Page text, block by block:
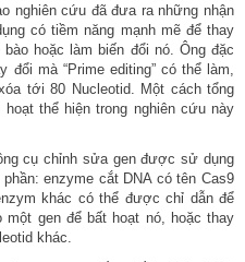
nghiên cứu đã đưa ra những nhận
có tiềm năng mạnh mẽ để thay
hoặc làm biến đổi nó. Ông đặc
mà “Prime editing” có thể làm,
tới 80 Nucleotid. Một cách tổng
thể hiện trong nghiên cứu này
cụ chỉnh sửa gen được sử dụng
enzyme cắt DNA có tên Cas9
khác có thể được chỉ dẫn để
một gen để bất hoạt nó, hoặc thay
khác.